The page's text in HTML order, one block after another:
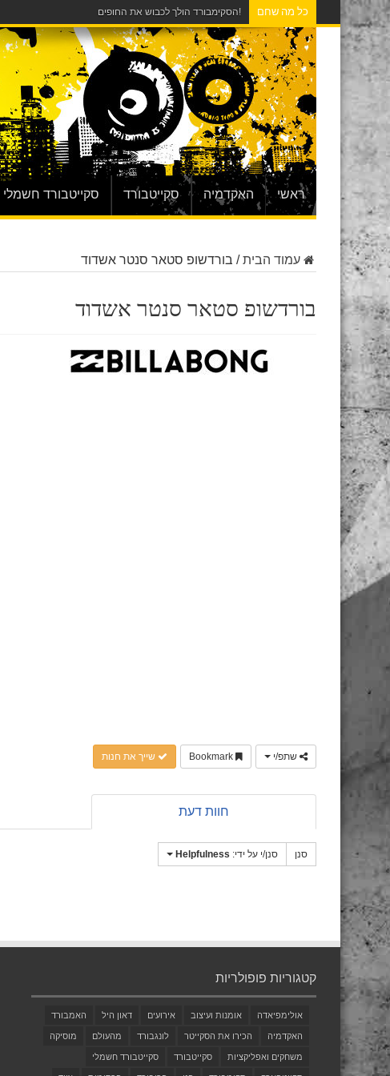
כל מה שחם !הסקימבורד הולך לכבוש את החופים
ראשי האקדמיה סקייטבורד סקייטבורד חשמלי
עמוד הבית/ בורדשופ סטאר סנטר אשדוד
בורדשופ סטאר סנטר אשדוד
שתפ/י שייך את חנות
חוות דעת
סנן סנן/י על ידי: Helpfulness
קטגוריות פופולריות
אולימפיאדה אומנות ועיצוב אירועים דאון היל האמבורד
האקדמיה הכירו את הסקייטר לונגבורד מהעולם מוסיקה
משחקים ואפליקציות סקייטבורד סקייטבורד חשמלי